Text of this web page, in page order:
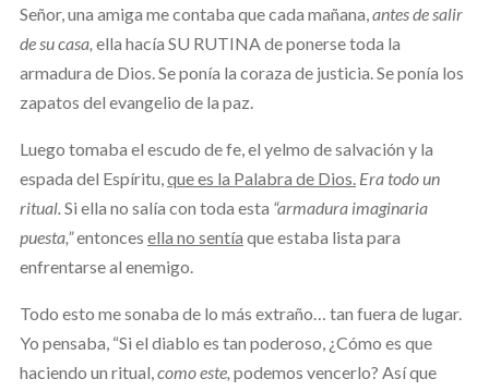
Señor, una amiga me contaba que cada mañana,antes de salir
de su casa, ella hacía SU RUTINA de ponerse toda la
armadura de Dios. Se ponía la coraza de justicia. Se ponía los
zapatos del evangelio de la paz.
Luego tomaba el escudo de fe, el yelmo de salvación y la
espada del Espíritu,que es la Palabra de Dios.Era todo un
ritual. Si ella no salía con toda esta “armadura imaginaria
puesta,”entonces ella no sentía que estaba lista para
enfrentarse al enemigo.
Todo esto me sonaba de lo más extraño… tan fuera de lugar.
Yo pensaba, “Si el diablo es tan poderoso, ¿Cómo es que
haciendo un ritual,como este, podemos vencerlo? Así que